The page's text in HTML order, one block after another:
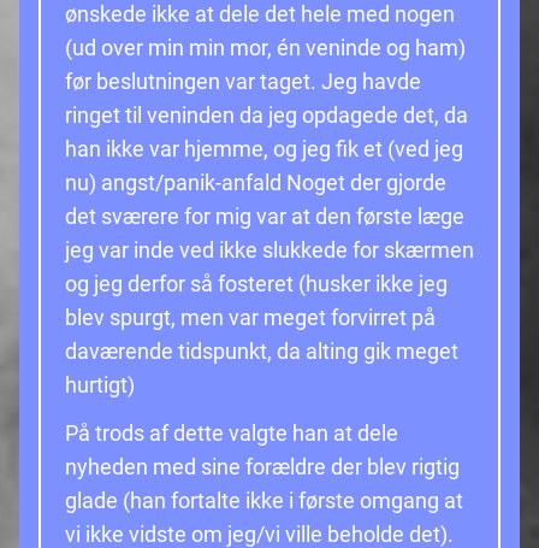
ønskede ikke at dele det hele med nogen
(ud over min min mor, én veninde og ham)
før beslutningen var taget. Jeg havde
ringet til veninden da jeg opdagede det, da
han ikke var hjemme, og jeg fik et (ved jeg
nu) angst/panik-anfald Noget der gjorde
det sværere for mig var at den første læge
jeg var inde ved ikke slukkede for skærmen
og jeg derfor så fosteret (husker ikke jeg
blev spurgt, men var meget forvirret på
daværende tidspunkt, da alting gik meget
hurtigt)
På trods af dette valgte han at dele
nyheden med sine forældre der blev rigtig
glade (han fortalte ikke i første omgang at
vi ikke vidste om jeg/vi ville beholde det).